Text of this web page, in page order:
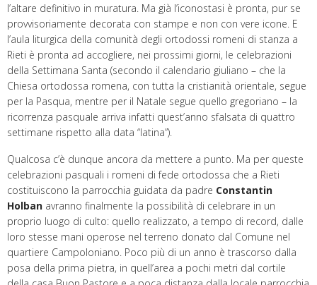
l’altare definitivo in muratura. Ma già l’iconostasi è pronta, pur se
provvisoriamente decorata con stampe e non con vere icone. E
l’aula liturgica della comunità degli ortodossi romeni di stanza a
Rieti è pronta ad accogliere, nei prossimi giorni, le celebrazioni
della Settimana Santa (secondo il calendario giuliano – che la
Chiesa ortodossa romena, con tutta la cristianità orientale, segue
per la Pasqua, mentre per il Natale segue quello gregoriano – la
ricorrenza pasquale arriva infatti quest’anno sfalsata di quattro
settimane rispetto alla data “latina”).
Qualcosa c’è dunque ancora da mettere a punto. Ma per queste
celebrazioni pasquali i romeni di fede ortodossa che a Rieti
costituiscono la parrocchia guidata da padre Constantin
Holban avranno finalmente la possibilità di celebrare in un
proprio luogo di culto: quello realizzato, a tempo di record, dalle
loro stesse mani operose nel terreno donato dal Comune nel
quartiere Campoloniano. Poco più di un anno è trascorso dalla
posa della prima pietra, in quell’area a pochi metri dal cortile